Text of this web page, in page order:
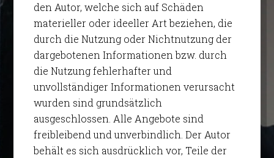
den Autor, welche sich auf Schäden
materieller oder ideeller Art beziehen, die
durch die Nutzung oder Nichtnutzung der
dargebotenen Informationen bzw. durch
die Nutzung fehlerhafter und
unvollständiger Informationen verursacht
wurden sind grundsätzlich
ausgeschlossen. Alle Angebote sind
freibleibend und unverbindlich. Der Autor
behält es sich ausdrücklich vor, Teile der